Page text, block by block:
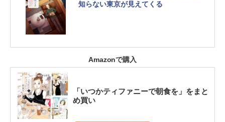
知らない東京が見えてくる
Amazonで購入
「いつかティファニーで朝食を」をまと
め買い